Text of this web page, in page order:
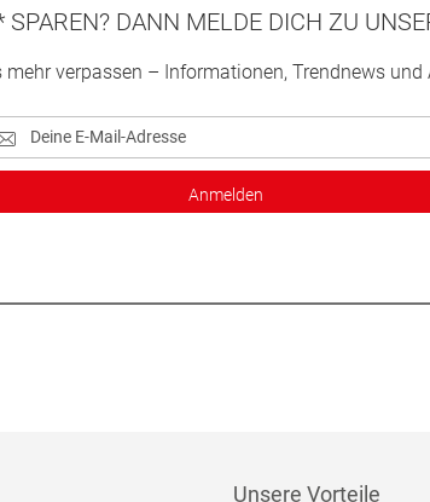
DANN MELDE DICH ZU
mehr verpassen – Informationen, Trendnews und
Anmelden
Unsere Vorteile